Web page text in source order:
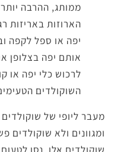
ממותג, ההרבה
הארוזות באריזות
יפה או ספל לקפה
אותם יפה בצלופן
לרכוש כלי יפה או
השוקולדים
מעבר ליופי של
ומגוונים ולא שוקולדים